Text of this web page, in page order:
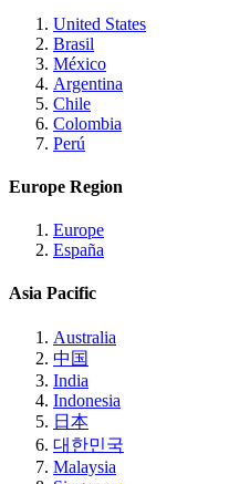
United States
Brasil
México
Argentina
Chile
Colombia
Perú
Europe Region
Europe
España
Asia Pacific
Australia
中国
India
Indonesia
日本
대한민국
Malaysia